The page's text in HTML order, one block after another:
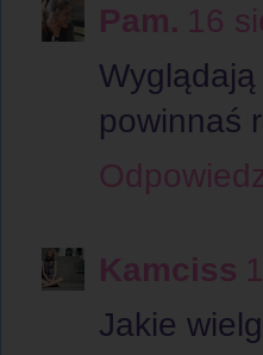
Pam. 16
powinnaś
Kamciss
Jakie